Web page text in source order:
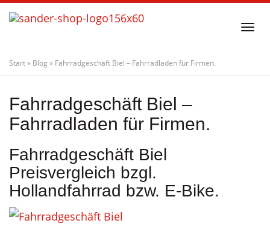
Skip
to
content
Start» Blog » Fahrradgeschäft Biel – Fahrradladen für Firmen.
Fahrradgeschäft Biel –
Fahrradladen für Firmen.
Fahrradgeschäft Biel
Preisvergleich bzgl.
Hollandfahrrad bzw. E-Bike.